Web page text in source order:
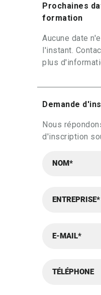
Prochaines
formation
Aucune date
l'instant.
plus
Demande
Nous
d'inscription